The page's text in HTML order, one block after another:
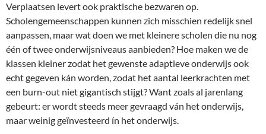
Verplaatsen levert ook praktische bezwaren op.
Scholengemeenschappen kunnen zich misschien redelijk snel
aanpassen, maar wat doen we met kleinere scholen die nu nog
één of twee onderwijsniveaus aanbieden? Hoe maken we de
klassen kleiner zodat het gewenste adaptieve onderwijs ook
echt gegeven kán worden, zodat het aantal leerkrachten met
een burn-out niet gigantisch stijgt? Want zoals al jarenlang
gebeurt: er wordt steeds meer gevraagd ván het onderwijs,
maar weinig geïnvesteerd ín het onderwijs.